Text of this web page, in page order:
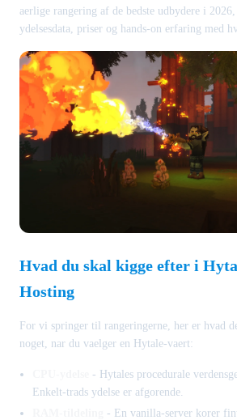
aerlige rangering af de bedste udbydere i 2026,
ydelsesdata, priser og hands-on erfaring med
Hvad du skal kigge efter i
Hosting
For vi springer til rangeringerne, her er hvad
noget, nar du vaelger en Hytale-vaert:
- Hytales procedurale
Enkelt-trads ydelse er afgorende.
- En vanilla-server korer